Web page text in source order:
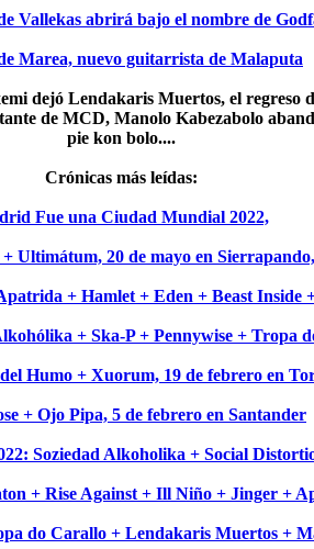
Vallekas abrirá bajo el nombre de
Marea, nuevo guitarrista de Malaputa
dejó Lendakaris Muertos, el regreso
de MCD, Manolo Kabezabolo
pie kon bolo....
Crónicas más leídas:
Fue una Ciudad Mundial 2022,
Ultimátum, 20 de mayo en
+ Hamlet + Eden + Beast Inside
+ Ska-P + Pennywise + Tropa
Humo + Xuorum, 19 de febrero en
+ Ojo Pipa, 5 de febrero en Santander
Soziedad Alkoholika + Social
+ Rise Against + Ill Niño + Jinger +
do Carallo + Lendakaris Muertos +